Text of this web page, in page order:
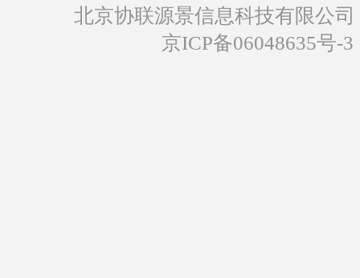
北京协联源景信息科技有限公
京ICP备06048635号-3